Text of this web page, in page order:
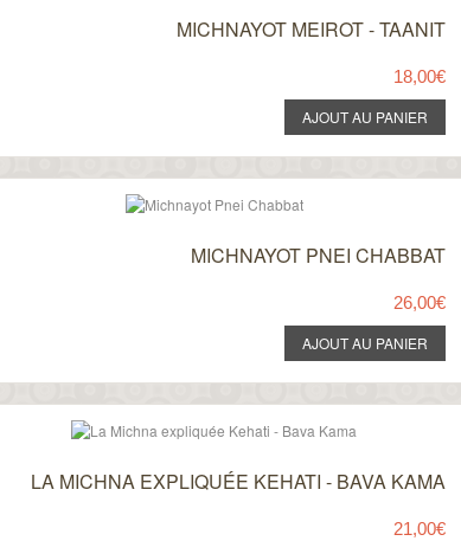
MICHNAYOT MEIROT - TAANIT
18,00€
MICHNAYOT PNEI CHABBAT
26,00€
LA MICHNA EXPLIQUÉE KEHATI - BAVA KAMA
21,00€